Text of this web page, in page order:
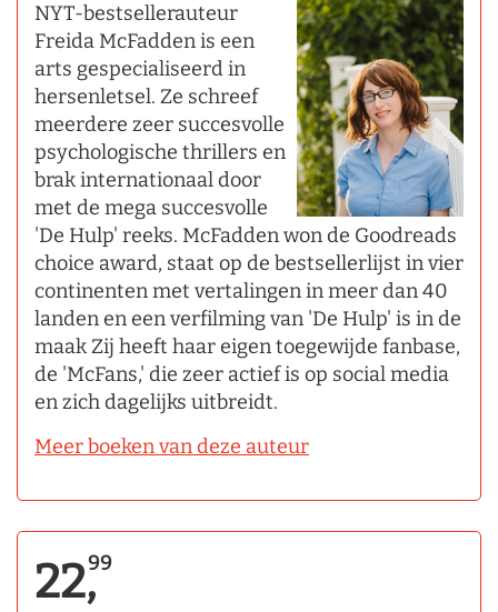
NYT-bestsellerauteur
Freida McFadden is een
arts gespecialiseerd in
hersenletsel. Ze schreef
meerdere zeer succesvolle
psychologische thrillers en
brak internationaal door
met de mega succesvolle
'De Hulp' reeks. McFadden won de Goodreads
choice award, staat op de bestsellerlijst in vier
continenten met vertalingen in meer dan 40
landen en een verfilming van 'De Hulp' is in de
maak Zij heeft haar eigen toegewijde fanbase,
de 'McFans,' die zeer actief is op social media
en zich dagelijks uitbreidt.
Meer boeken van deze auteur
22,99